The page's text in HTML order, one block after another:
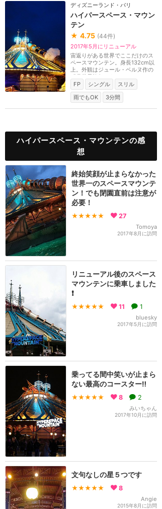
ディズニーランド・パリ
ハイパースペース・マウン
テン
★ 4.75 (44件)
2017年5月にリニューアル
宙返りがある世界でここだけのス
ペースマウンテン。身長132cm以
上。外観はジュール・ベルヌ作の
『月世界旅行』をモ...
FP
シングル
スリル
雨でもOK
3分間
ハイパースペース・マウンテンの感
想
終始笑顔が止まらなかった
世界一のスペースマウンテ
ン！でも閉園直前は注意が
必要！
★★★★★ 27
Tomoya
2017年8月に訪問
リニューアル後のスペース
マウンテンに乗車しました
❗
★★★★★ 11 1
bluesky
2017年5月に訪問
乗ってる間中笑いが止まら
ない最高のコースター‼️
★★★★★ 8 2
みいちゃん
2017年10月に訪問
文句なしの星５つです
★★★★★ 8
Angie
2015年8月に訪問